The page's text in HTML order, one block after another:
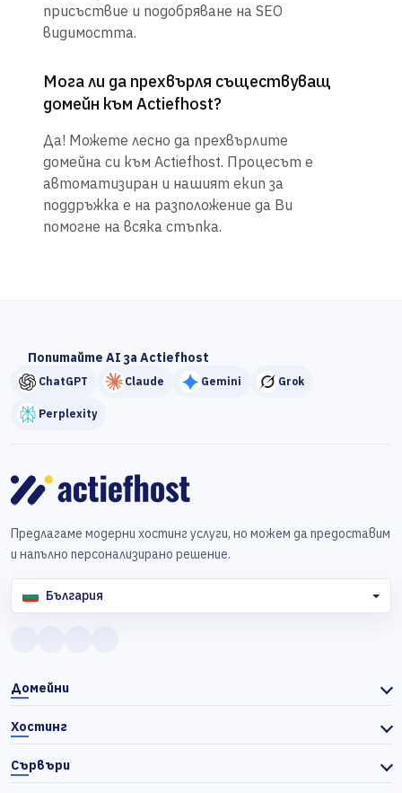
присъствие и подобряване на SEO
видимостта.
Мога ли да прехвърля съществуващ
домейн към Actiefhost?
Да! Можете лесно да прехвърлите
домейна си към Actiefhost. Процесът е
автоматизиран и нашият екип за
поддръжка е на разположение да Ви
помогне на всяка стъпка.
Попитайте AI за Actiefhost
ChatGPT Claude Gemini Grok
Perplexity
Предлагаме модерни хостинг услуги, но можем да предоставим
и напълно персонализирано решение.
България
Домейни
Хостинг
Сървъри